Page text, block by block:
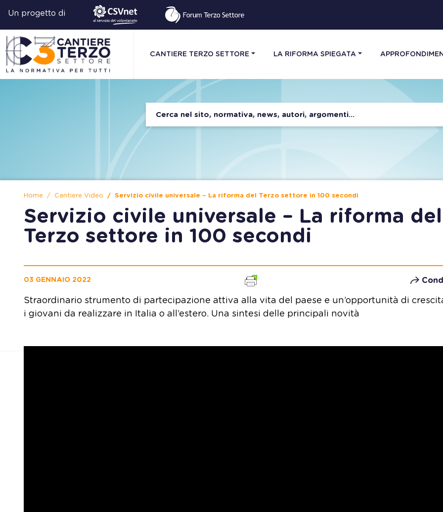
Un progetto di
CANTIERE TERZO SETTORE LA RIFORMA SPIEGATA
Home Cantiere Video Servizio civile universale – La riforma del Terzo settore in 100 secondi
Servizio civile universale – La riforma del
Terzo settore in 100 secondi
03 GENNAIO 2022
Straordinario strumento di partecipazione attiva alla vita del paese e un’opportunità di
i giovani da realizzare in Italia o all’estero. Una sintesi delle principali novità